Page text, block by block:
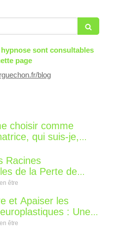
sont consultables
page
blog
choisir comme
qui suis-je,
Racines
de la Perte de
Intérieur
être
et Apaiser les
: Une
l'Hypnose,
être